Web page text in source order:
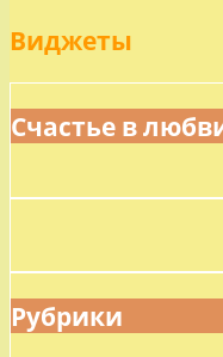
Виджеты
Счастье в
Рубрики